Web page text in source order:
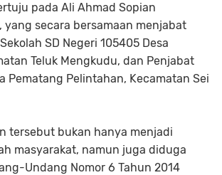
pada Ali Ahmad Sopian
yang secara bersamaan menjabat
SD Negeri 105405 Desa
Teluk Mengkudu, dan Penjabat
Pematang Pelintahan, Kecamatan Sei
tersebut bukan hanya menjadi
masyarakat, namun juga diduga
Undang Nomor 6 Tahun 2014